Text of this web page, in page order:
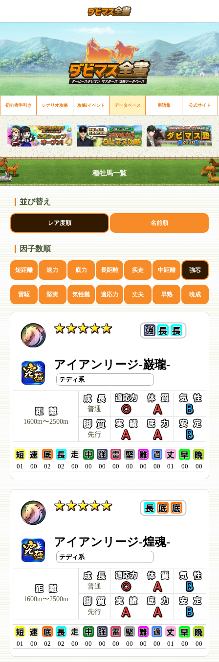
初心者手引き シナリオ攻略 攻略/イベント データベース 用語集 公式サイト
種牡馬一覧
並び替え
レア度順 名前順
因子数順
短距離 速力 底力 長距離 疾走 中距離 強芯
雷駆 堅実 気性難 適応力 丈夫 早熟 晩成
アイアンリージ-巌瓏-
テディ系
1600m〜2500m
普通
先行
01 00 02 02 00 00 00 00 00 00 00 01 00 00
アイアンリージ-煌魂-
テディ系
1600m〜2500m
普通
先行
01 00 02 02 00 00 00 00 00 00 00 01 00 00